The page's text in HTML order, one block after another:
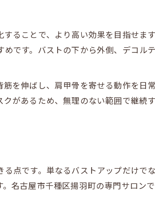
アで深層筋に働きかける最新理論
ア施術のメカニズムを徹底解説
を活かしたバストケアの魅力を知る
アによるバストケアの実感ポイント
アで叶うハリのある美バストの秘訣
ることで、より高い効果を目指せま
です。バストの下から外側、デコル
を伸ばし、肩甲骨を寄せる動作を日
があるため、無理のない範囲で継続
点です。単なるバストアップだけで
名古屋市千種区揚羽町の専門サロン